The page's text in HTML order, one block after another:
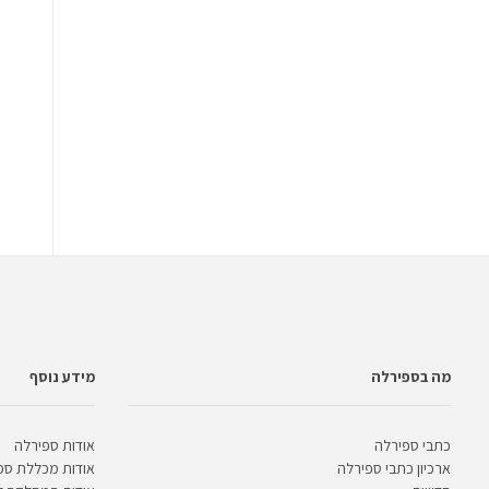
מידע נוסף
אודות ספירלה
אודות מכללת
מה בספירלה
כתבי ספירלה
ארכיון כתבי ספירלה